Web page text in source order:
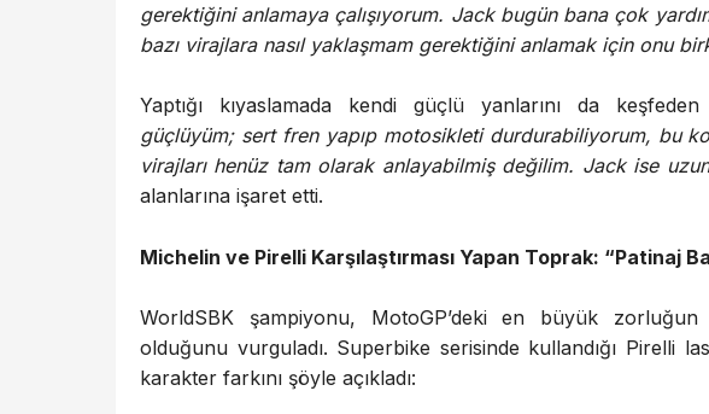
gerektiğini anlamaya çalışıyorum. Jack bugün bana çok
bazı virajlara nasıl yaklaşmam gerektiğini anlamak için onu
Yaptığı kıyaslamada kendi güçlü yanlarını da keşfeden
güçlüyüm; sert fren yapıp motosikleti durdurabiliyorum, bu
virajları henüz tam olarak anlayabilmiş değilim. Jack ise
alanlarına işaret etti.
Michelin ve Pirelli Karşılaştırması Yapan Toprak: “Patinaj
WorldSBK şampiyonu, MotoGP’deki en büyük
olduğunu vurguladı. Superbike serisinde kullandığı Pirelli
karakter farkını şöyle açıkladı: